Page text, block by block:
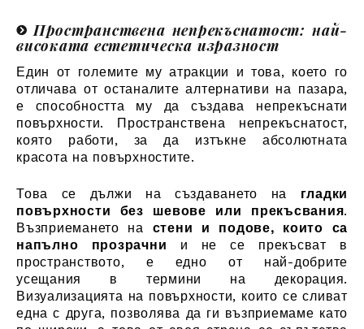
Пространствена непрекъснатост: най-
високата естетическа изразност
Един от големите му атракции и това, което го
отличава от останалите алтернативи на пазара,
е способността му да създава непрекъснати
повърхности. Пространствена непрекъснатост,
която работи, за да изтъкне абсолютната
красота на повърхностите.
Това се дължи на създаването на гладки
повърхности без шевове или прекъсвания.
Възприемането на стени и подове, които са
напълно прозрачни и не се прекъсват в
пространството, е едно от най-добрите
усещания в термини на декорация.
Визуализацията на повърхности, които се сливат
една с друга, позволява да ги възприемаме като